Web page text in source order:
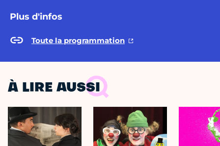
Plus d'infos
Toute la programmation
À LIRE AUSSI